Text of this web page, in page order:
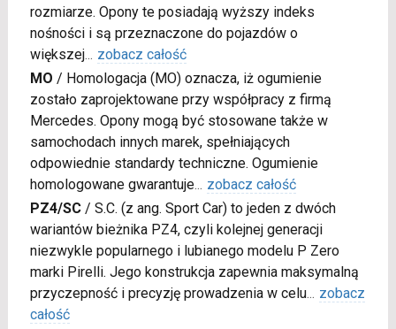
rozmiarze. Opony te posiadają wyższy indeks
nośności i są przeznaczone do pojazdów o
większej... zobacz całość
MO / Homologacja (MO) oznacza, iż ogumienie
zostało zaprojektowane przy współpracy z firmą
Mercedes. Opony mogą być stosowane także w
samochodach innych marek, spełniających
odpowiednie standardy techniczne. Ogumienie
homologowane gwarantuje... zobacz całość
PZ4/SC/ S.C. (z ang. Sport Car) to jeden z dwóch
wariantów bieżnika PZ4, czyli kolejnej generacji
niezwykle popularnego i lubianego modelu P Zero
marki Pirelli. Jego konstrukcja zapewnia maksymalną
przyczepność i precyzję prowadzenia w celu... zobacz
całość